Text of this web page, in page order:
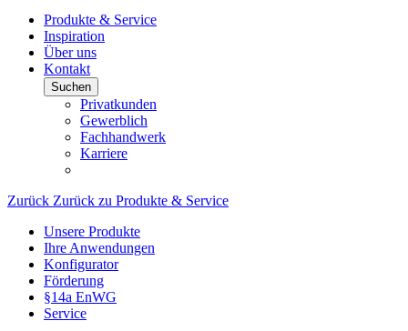
Produkte & Service
Inspiration
Über uns
Kontakt
Suchen
Privatkunden
Gewerblich
Fachhandwerk
Karriere
Zurück Zurück zu Produkte & Service
Unsere Produkte
Ihre Anwendungen
Konfigurator
Förderung
§14a EnWG
Service